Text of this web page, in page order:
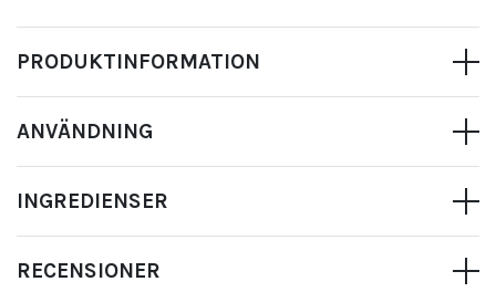
PRODUKTINFORMATION
ANVÄNDNING
INGREDIENSER
RECENSIONER